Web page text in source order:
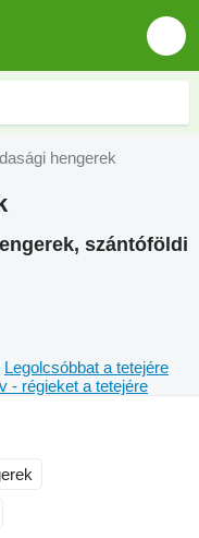
hengerek
szántóföldi
Legolcsóbbat a tetejére
- régieket a tetejére